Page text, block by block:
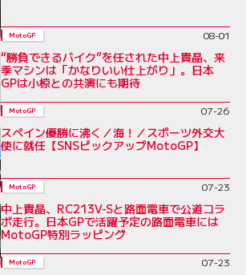
MotoGP 08-01
“勝負できるバイク”を任された中上貴晶、来
季マシンは「かなりいい仕上がり」。日本
GPは小椋との共演にも期待
MotoGP 07-26
スペイン優勝に沸く／海！／スポーツ外交大
使に就任【SNSピックアップMotoGP】
MotoGP 07-23
中上貴晶、RC213V-Sと路面電車で公道コラ
ボ走行。日本GPで活躍予定の路面電車には
MotoGP特別ラッピング
MotoGP 07-23